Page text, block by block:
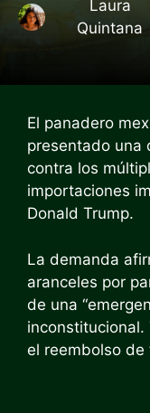
Laura
Quintana
El panadero
presentado una
contra los
importaciones
Donald Trump.
La demanda
aranceles por
de una
inconstitucional.
el reembolso